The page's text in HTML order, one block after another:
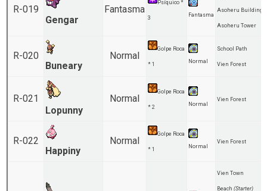
R-019
Gengar
Fantasma
Psíquico *
3 Fantasma
Asoheru Building
Asoheru Tower
R-020
Buneary
Normal
Golpe Roca
* 1 Normal
School Path
Vien Forest
R-021
Lopunny
Normal
Golpe Roca
* 2 Normal
Vien Forest
R-022
Happiny
Normal
Golpe Roca
* 1 Normal
Vien Forest
Vien Town
Beach (Starter)